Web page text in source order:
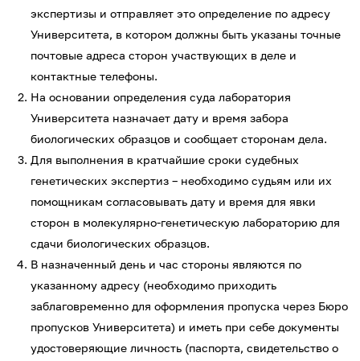
экспертизы и отправляет это определение по адресу
Университета, в котором должны быть указаны точные
почтовые адреса сторон участвующих в деле и
контактные телефоны.
На основании определения суда лаборатория
Университета назначает дату и время забора
биологических образцов и сообщает сторонам дела.
Для выполнения в кратчайшие сроки судебных
генетических экспертиз – необходимо судьям или их
помощникам согласовывать дату и время для явки
сторон в молекулярно-генетическую лабораторию для
сдачи биологических образцов.
В назначенный день и час стороны являются по
указанному адресу (необходимо приходить
заблаговременно для оформления пропуска через Бюро
пропусков Университета) и иметь при себе документы
удостоверяющие личность (паспорта, свидетельство о